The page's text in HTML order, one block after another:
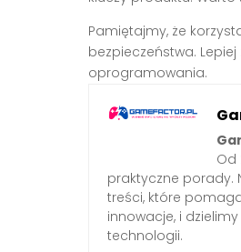
Pamiętajmy, że
bezpieczeństwa.
oprogramowania.
Od
praktyczne porady.
treści, które
innowacje, i
technologii.